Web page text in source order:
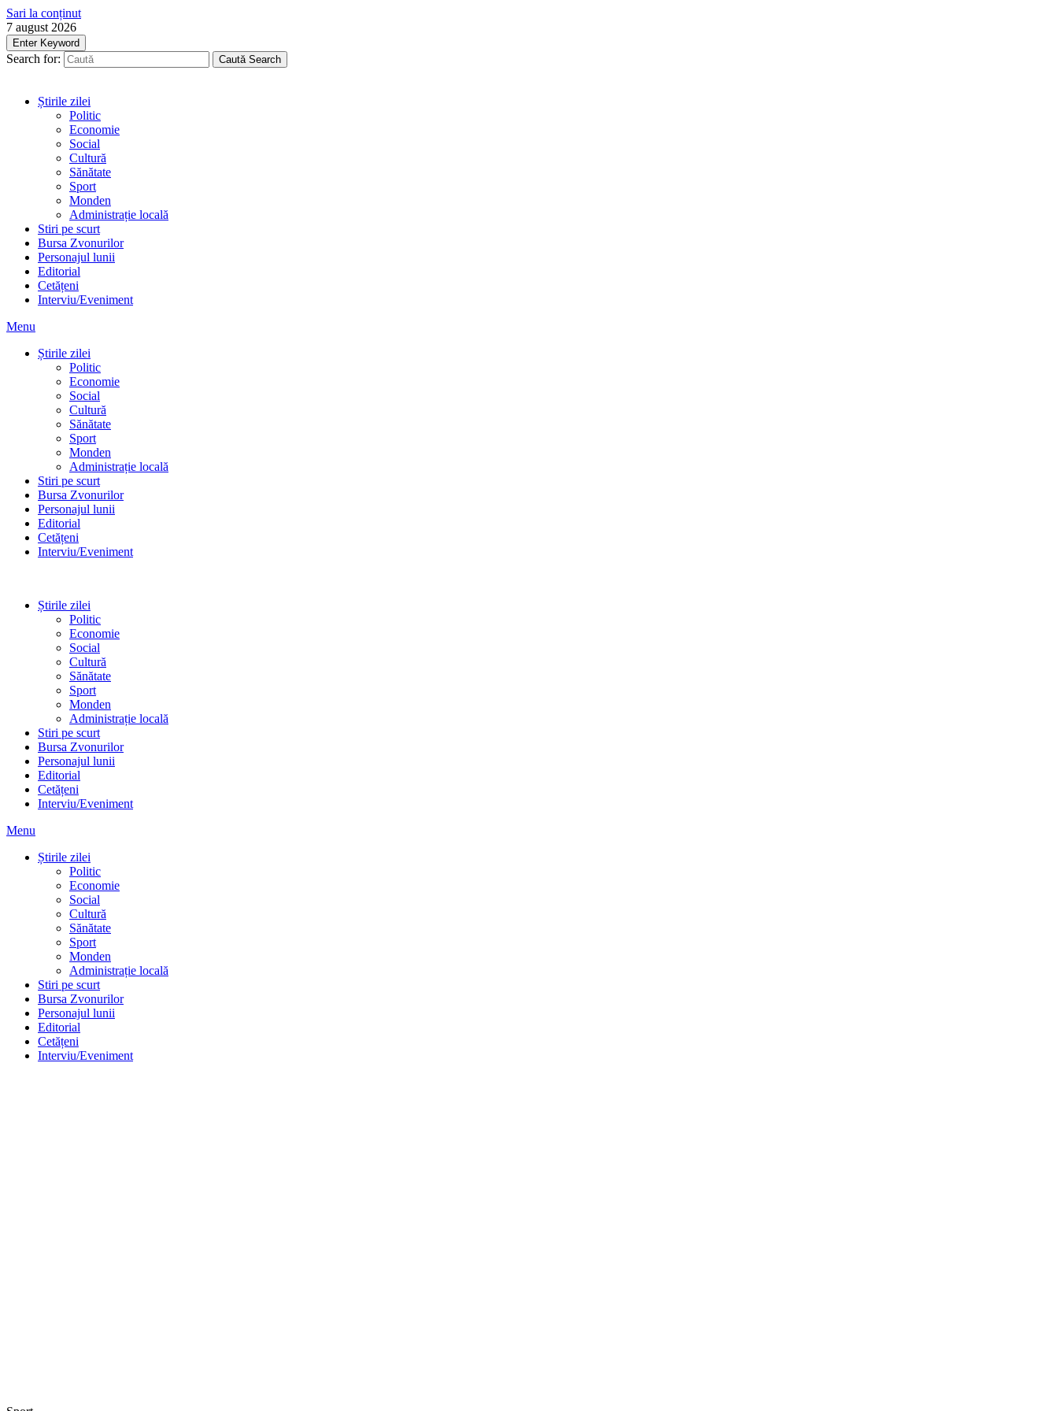
Sari la conținut
7 august 2026
Enter Keyword
Search for: Caută Search
Știrile zilei
Politic
Economie
Social
Cultură
Sănătate
Sport
Monden
Administrație locală
Stiri pe scurt
Bursa Zvonurilor
Personajul lunii
Editorial
Cetățeni
Interviu/Eveniment
Menu
Știrile zilei
Politic
Economie
Social
Cultură
Sănătate
Sport
Monden
Administrație locală
Stiri pe scurt
Bursa Zvonurilor
Personajul lunii
Editorial
Cetățeni
Interviu/Eveniment
Știrile zilei
Politic
Economie
Social
Cultură
Sănătate
Sport
Monden
Administrație locală
Stiri pe scurt
Bursa Zvonurilor
Personajul lunii
Editorial
Cetățeni
Interviu/Eveniment
Menu
Știrile zilei
Politic
Economie
Social
Cultură
Sănătate
Sport
Monden
Administrație locală
Stiri pe scurt
Bursa Zvonurilor
Personajul lunii
Editorial
Cetățeni
Interviu/Eveniment